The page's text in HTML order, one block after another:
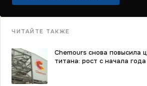
ЧИТАЙТЕ ТАКЖЕ
Chemours снова повысила
титана: рост с начала